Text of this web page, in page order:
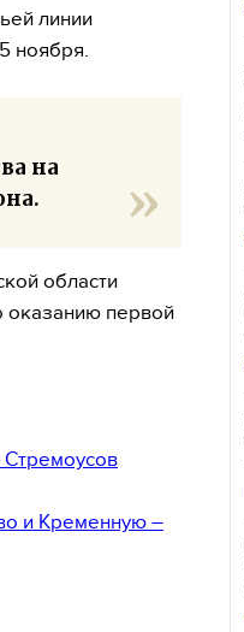
линии
ноября.
на
области
оказанию первой
Стремоусов
и Кременную –